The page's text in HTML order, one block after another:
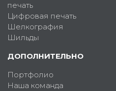
печать
Цифровая печать
Шелкография
Шильды
ДОПОЛНИТЕЛЬНО
Портфолио
Наша команда